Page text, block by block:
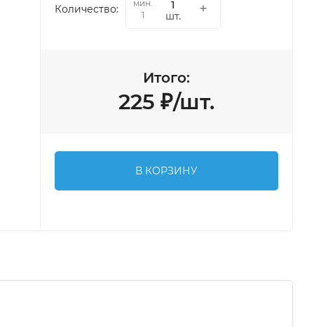
Количество:
мин.
1
шт.
Итого:
225 ₽/шт.
В КОРЗИНУ